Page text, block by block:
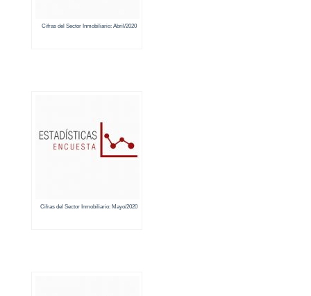
Cifras del Sector Inmobiliario: Abril/2020
Cifras del Sector Inmobiliario: Mayo/2020